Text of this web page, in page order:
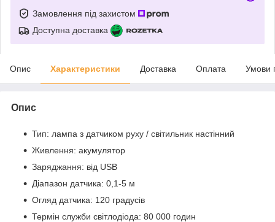
Замовлення під захистом
Доступна доставка
Опис Характеристики Доставка Оплата Умови
Опис
Тип: лампа з датчиком руху / світильник настінний
Живлення: акумулятор
Заряджання: від USB
Діапазон датчика: 0,1-5 м
Огляд датчика: 120 градусів
Термін служби світлодіода: 80 000 годин